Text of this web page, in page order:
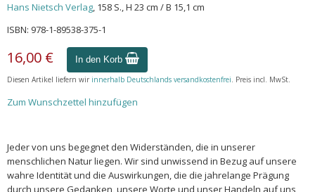
Hans Nietsch Verlag, 158 S., H 23 cm / B 15,1 cm
ISBN: 978-1-89538-375-1
16,00 € In den Korb
Diesen Artikel liefern wir innerhalb Deutschlands versandkostenfrei. Preis incl. MwSt.
Zum Wunschzettel hinzufügen
Jeder von uns begegnet den Widerständen, die in unserer
menschlichen Natur liegen. Wir sind unwissend in Bezug auf unsere
wahre Identität und die Auswirkungen, die die jahrelange Prägung
durch unsere Gedanken, unsere Worte und unser Handeln auf uns